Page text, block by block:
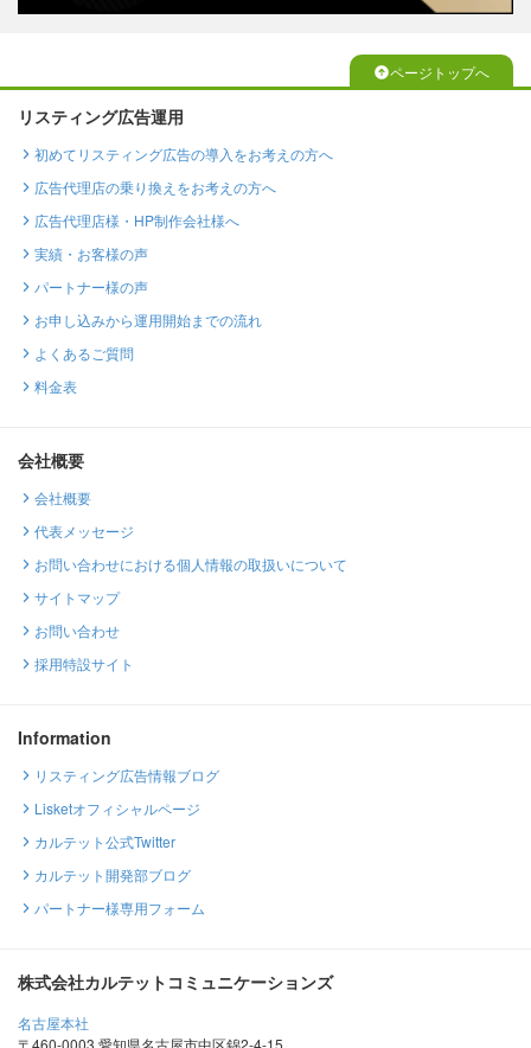
ページトップへ
リスティング広告運用
初めてリスティング広告の導入をお考えの方へ
広告代理店の乗り換えをお考えの方へ
広告代理店様・HP制作会社様へ
実績・お客様の声
パートナー様の声
お申し込みから運用開始までの流れ
よくあるご質問
料金表
会社概要
会社概要
代表メッセージ
お問い合わせにおける個人情報の取扱いについて
サイトマップ
お問い合わせ
採用特設サイト
Information
リスティング広告情報ブログ
Lisketオフィシャルページ
カルテット公式Twitter
カルテット開発部ブログ
パートナー様専用フォーム
株式会社カルテットコミュニケーションズ
名古屋本社
〒460-0003 愛知県名古屋市中区錦2-4-15